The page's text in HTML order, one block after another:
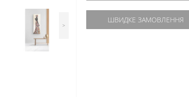
>
ШВИДКЕ ЗАМОВЛЕННЯ